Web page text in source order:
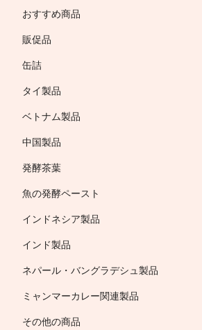
おすすめ商品
販促品
缶詰
タイ製品
ベトナム製品
中国製品
発酵茶葉
魚の発酵ペースト
インドネシア製品
インド製品
ネパール・バングラデシュ製品
ミャンマーカレー関連製品
その他の商品